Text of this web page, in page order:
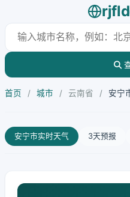
首页 / 城市 / 云南省 / 安宁
安宁市实时天气 3天预报